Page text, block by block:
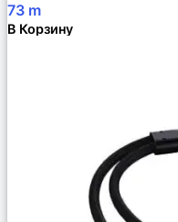
73 m
В Корзину